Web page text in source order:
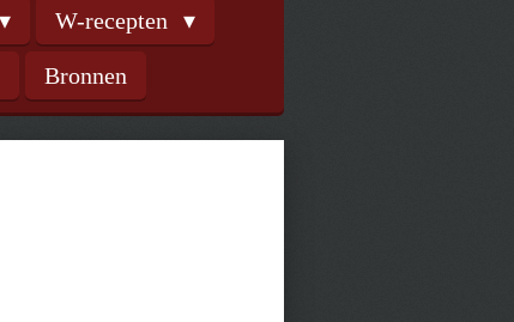
W-recepten
Bronnen